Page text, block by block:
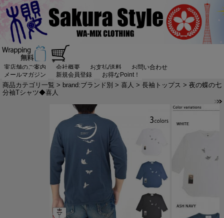
実店舗のご案内 会社概要 お支払/送料
お問い合わせ
メールマガジン
新規会員登録 お得なPoint！
商品カテゴリ一覧 > brand:ブランド別 > 喜人 > 長袖トップス > 夜の蝶の七
分袖Tシャツ◆喜人